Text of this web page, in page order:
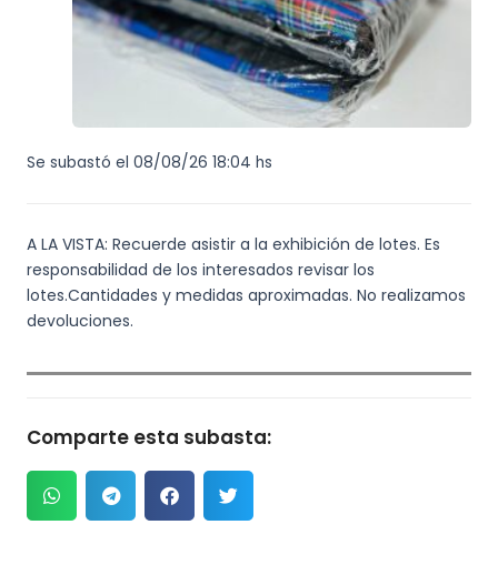
Se subastó el 08/08/26 18:04 hs
A LA VISTA: Recuerde asistir a la exhibición de lotes. Es
responsabilidad de los interesados revisar los
lotes.Cantidades y medidas aproximadas. No realizamos
devoluciones.
Comparte esta subasta: